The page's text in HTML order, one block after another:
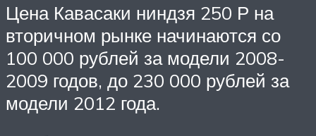
Цена Кавасаки ниндзя 250 Р на
вторичном рынке начинаются со
100 000 рублей за модели 2008-
2009 годов, до 230 000 рублей за
модели 2012 года.